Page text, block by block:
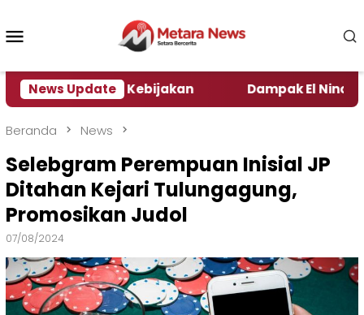
konten
News Update
Kebijakan Dampak El Nino,
Beranda News
Selebgram Perempuan Inisial JP
Ditahan Kejari Tulungagung,
Promosikan Judol
07/08/2024